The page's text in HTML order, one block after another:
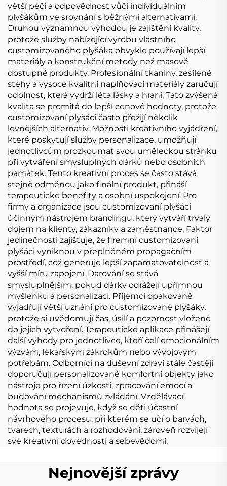
větší péči a odpovědnost vůči individuálním
plyšákům ve srovnání s běžnými alternativami.
Druhou významnou výhodou je zajištění kvality,
protože služby nabízející výrobu vlastního
customizovaného plyšáka obvykle používají lepší
materiály a konstrukční metody než masově
dostupné produkty. Profesionální tkaniny, zesílené
stehy a vysoce kvalitní naplňovací materiály zaručují
odolnost, která vydrží léta lásky a hraní. Tato zvýšená
kvalita se promítá do lepší cenové hodnoty, protože
customizovaní plyšáci často přežijí několik
levnějších alternativ. Možnosti kreativního vyjádření,
které poskytují služby personalizace, umožňují
jednotlivcům prozkoumat svou uměleckou stránku
při vytváření smysluplných dárků nebo osobních
památek. Tento kreativní proces se často stává
stejně odměnou jako finální produkt, přináší
terapeutické benefity a osobní uspokojení. Pro
firmy a organizace jsou customizovaní plyšáci
účinným nástrojem brandingu, který vytváří trvalý
dojem na klienty, zákazníky a zaměstnance. Faktor
jedinečnosti zajišťuje, že firemní customizovaní
plyšáci vyniknou v přeplněném propagačním
prostředí, což generuje lepší zapamatovatelnost a
vyšší míru zapojení. Darování se stává
smysluplnějším, pokud dárky odrážejí upřímnou
myšlenku a personalizaci. Příjemci opakovaně
vyjadřují větší uznání pro customizované plyšáky,
protože si uvědomují čas, úsilí a pozornost vložené
do jejich vytvoření. Terapeutické aplikace přinášejí
další výhody pro jednotlivce, kteří čelí emocionálním
výzvám, lékařským zákrokům nebo vývojovým
potřebám. Odborníci na duševní zdraví stále častěji
doporučují personalizované komfortní objekty jako
nástroje pro řízení úzkosti, zpracování emocí a
budování mechanismů zvládání. Vzdělávací
hodnota se projevuje, když se děti účastní
návrhového procesu, při kterém se učí o barvách,
tvarech, texturách a rozhodování, zároveň rozvíjejí
své kreativní dovednosti a sebevědomí.
Nejnovější zprávy